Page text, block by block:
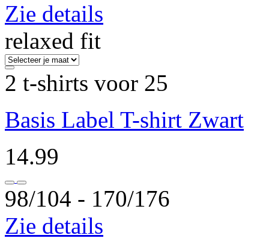
Zie details
relaxed fit
2 t-shirts voor 25
Basis Label T-shirt Zwart
14.99
98/104 ‐ 170/176
Zie details